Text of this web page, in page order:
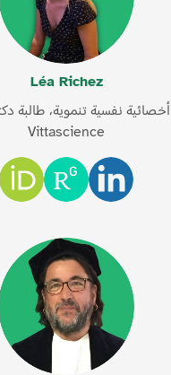
Léa Richez
أخصائية نفسية تنموية، طالبة
Vittascience